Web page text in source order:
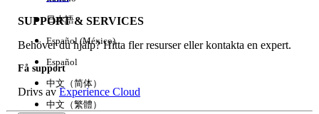
Rensa alla Klart
SUPPORT & SERVICES
Behöver du hjälp? Hitta fler resurser eller kontakta en expert.
Få support
Drivs avExperience Cloud
日本語
Español (México)
Español
中文（简体）
中文（繁體）